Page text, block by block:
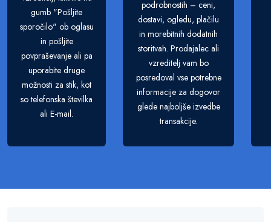
gumb "Pošljite
sporočilo" ob oglasu
in pošljite
povpraševanje ali pa
uporabite druge
možnosti za stik, kot
so telefonska številka
ali E-mail.
podrobnostih – ceni,
dostavi, ogledu, plačilu
in morebitnih dodatnih
storitvah. Prodajalec ali
vzreditelj vam bo
posredoval vse potrebne
informacije za dogovor
glede najboljše izvedbe
transakcije.